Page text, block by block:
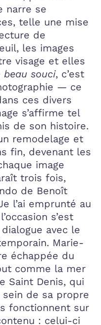
narre se
telle une mise
de
les images
visage et elles
beau souci, c’est
— ce
ces divers
s’affirme tel
de son histoire.
remodelage et
fin, devenant les
image
trois fois,
de Benoît
l’ai emprunté au
s’est
avec le
Marie-
échappée du
comme la mer
Saint Denis, qui
sein de sa propre
fonctionnent sur
: celui-ci